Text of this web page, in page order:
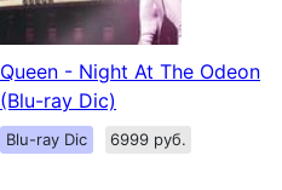
Queen - Night At The Odeon
(Blu-ray Dic)
Blu-ray Dic 6999 руб.